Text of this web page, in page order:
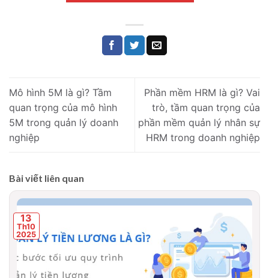
Mô hình 5M là gì? Tầm
quan trọng của mô hình
5M trong quản lý doanh
nghiệp
Phần mềm HRM là gì? Vai
trò, tầm quan trọng của
phần mềm quản lý nhân sự
HRM trong doanh nghiệp
Bài viết liên quan
13
Th10
2025